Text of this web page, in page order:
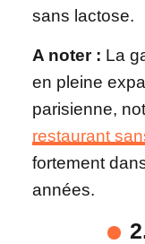
sans lactose.
A noter : La
en pleine
parisienne,
restaurant
fortement
années.